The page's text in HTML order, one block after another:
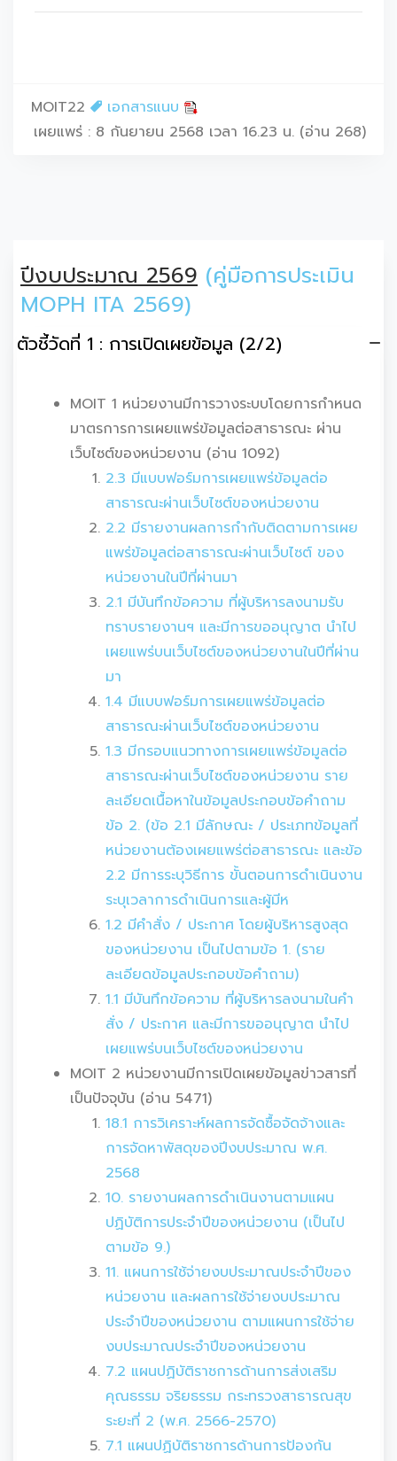
MOIT22
เอกสารแนบ
เผยแพร่ : 8 กันยายน 2568 เวลา 16.23 น. (อ่าน 268)
ปีงบประมาณ 2569 (คู่มือการประเมิน
MOPH ITA 2569)
ตัวชี้วัดที่ 1 : การเปิดเผยข้อมูล (2/2)
MOIT 1 หน่วยงานมีการวางระบบโดยการกำหนด
มาตรการการเผยแพร่ข้อมูลต่อสาธารณะ ผ่าน
เว็บไซต์ของหน่วยงาน (อ่าน 1092)
2.3 มีแบบฟอร์มการเผยแพร่ข้อมูลต่อ
สาธารณะผ่านเว็บไซต์ของหน่วยงาน
2.2 มีรายงานผลการกำกับติดตามการเผย
แพร่ข้อมูลต่อสาธารณะผ่านเว็บไซต์ ของ
หน่วยงานในปีที่ผ่านมา
2.1 มีบันทึกข้อความ ที่ผู้บริหารลงนามรับ
ทราบรายงานฯ และมีการขออนุญาต นำไป
เผยแพร่บนเว็บไซต์ของหน่วยงานในปีที่ผ่าน
มา
1.4 มีแบบฟอร์มการเผยแพร่ข้อมูลต่อ
สาธารณะผ่านเว็บไซต์ของหน่วยงาน
1.3 มีกรอบแนวทางการเผยแพร่ข้อมูลต่อ
สาธารณะผ่านเว็บไซต์ของหน่วยงาน ราย
ละเอียดเนื้อหาในข้อมูลประกอบข้อคำถาม
ข้อ 2. (ข้อ 2.1 มีลักษณะ / ประเภทข้อมูลที่
หน่วยงานต้องเผยแพร่ต่อสาธารณะ และข้อ
2.2 มีการระบุวิธีการ ขั้นตอนการดำเนินงาน
ระบุเวลาการดำเนินการและผู้มีห
1.2 มีคำสั่ง / ประกาศ โดยผู้บริหารสูงสุด
ของหน่วยงาน เป็นไปตามข้อ 1. (ราย
ละเอียดข้อมูลประกอบข้อคำถาม)
1.1 มีบันทึกข้อความ ที่ผู้บริหารลงนามในคำ
สั่ง / ประกาศ และมีการขออนุญาต นำไป
เผยแพร่บนเว็บไซต์ของหน่วยงาน
MOIT 2 หน่วยงานมีการเปิดเผยข้อมูลข่าวสารที่
เป็นปัจจุบัน (อ่าน 5471)
18.1 การวิเคราะห์ผลการจัดซื้อจัดจ้างและ
การจัดหาพัสดุของปีงบประมาณ พ.ศ.
2568
10. รายงานผลการดำเนินงานตามแผน
ปฏิบัติการประจำปีของหน่วยงาน (เป็นไป
ตามข้อ 9.)
11. แผนการใช้จ่ายงบประมาณประจำปีของ
หน่วยงาน และผลการใช้จ่ายงบประมาณ
ประจำปีของหน่วยงาน ตามแผนการใช้จ่าย
งบประมาณประจำปีของหน่วยงาน
7.2 แผนปฏิบัติราชการด้านการส่งเสริม
คุณธรรม จริยธรรม กระทรวงสาธารณสุข
ระยะที่ 2 (พ.ศ. 2566-2570)
7.1 แผนปฏิบัติราชการด้านการป้องกัน